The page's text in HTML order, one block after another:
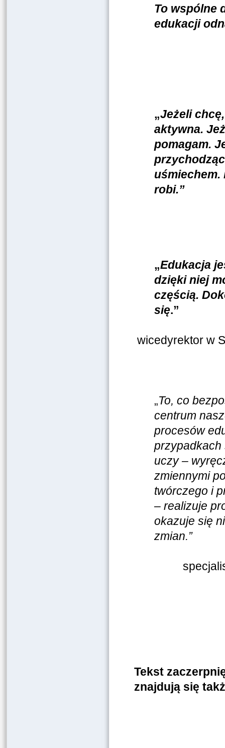
To wspólne
edukacji
„Jeżeli
aktywna.
pomagam.
robi.”
„Edukacja
dzięki niej
częścią.
się.”
wicedyrektor w
„To, co
centrum
procesów
przypadkach
uczy –
zmiennymi
twórczego i
– realizuje
okazuje się
zmian.”
Tekst
znajdują się